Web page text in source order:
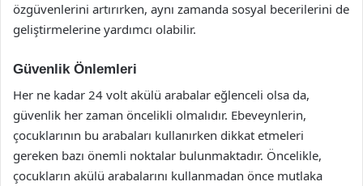
özgüvenlerini artırırken, aynı zamanda sosyal becerilerini de
geliştirmelerine yardımcı olabilir.
Güvenlik Önlemleri
Her ne kadar 24 volt akülü arabalar eğlenceli olsa da,
güvenlik her zaman öncelikli olmalıdır. Ebeveynlerin,
çocuklarının bu arabaları kullanırken dikkat etmeleri
gereken bazı önemli noktalar bulunmaktadır. Öncelikle,
çocukların akülü arabalarını kullanmadan önce mutlaka